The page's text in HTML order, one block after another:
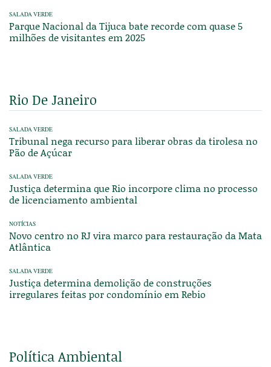
SALADA VERDE
Parque Nacional da Tijuca bate recorde com quase 5
milhões de visitantes em 2025
Rio De Janeiro
SALADA VERDE
Tribunal nega recurso para liberar obras da tirolesa no
Pão de Açúcar
SALADA VERDE
Justiça determina que Rio incorpore clima no processo
de licenciamento ambiental
NOTÍCIAS
Novo centro no RJ vira marco para restauração da Mata
Atlântica
SALADA VERDE
Justiça determina demolição de construções
irregulares feitas por condomínio em Rebio
Política Ambiental